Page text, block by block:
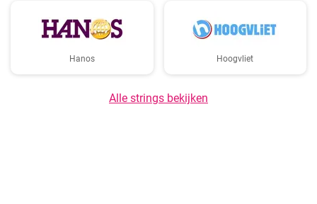
Hanos Hoogvliet
Alle strings bekijken